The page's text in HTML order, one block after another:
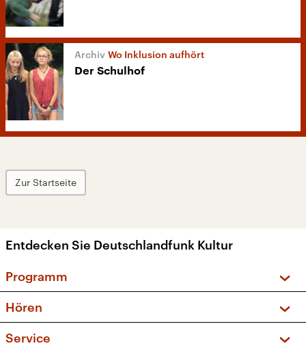
Wo Inklusion aufhört
Der Schulhof
Zur Startseite
Entdecken Sie Deutschlandfunk Kultur
Programm
Sendungen und Podcasts
Hören
Service